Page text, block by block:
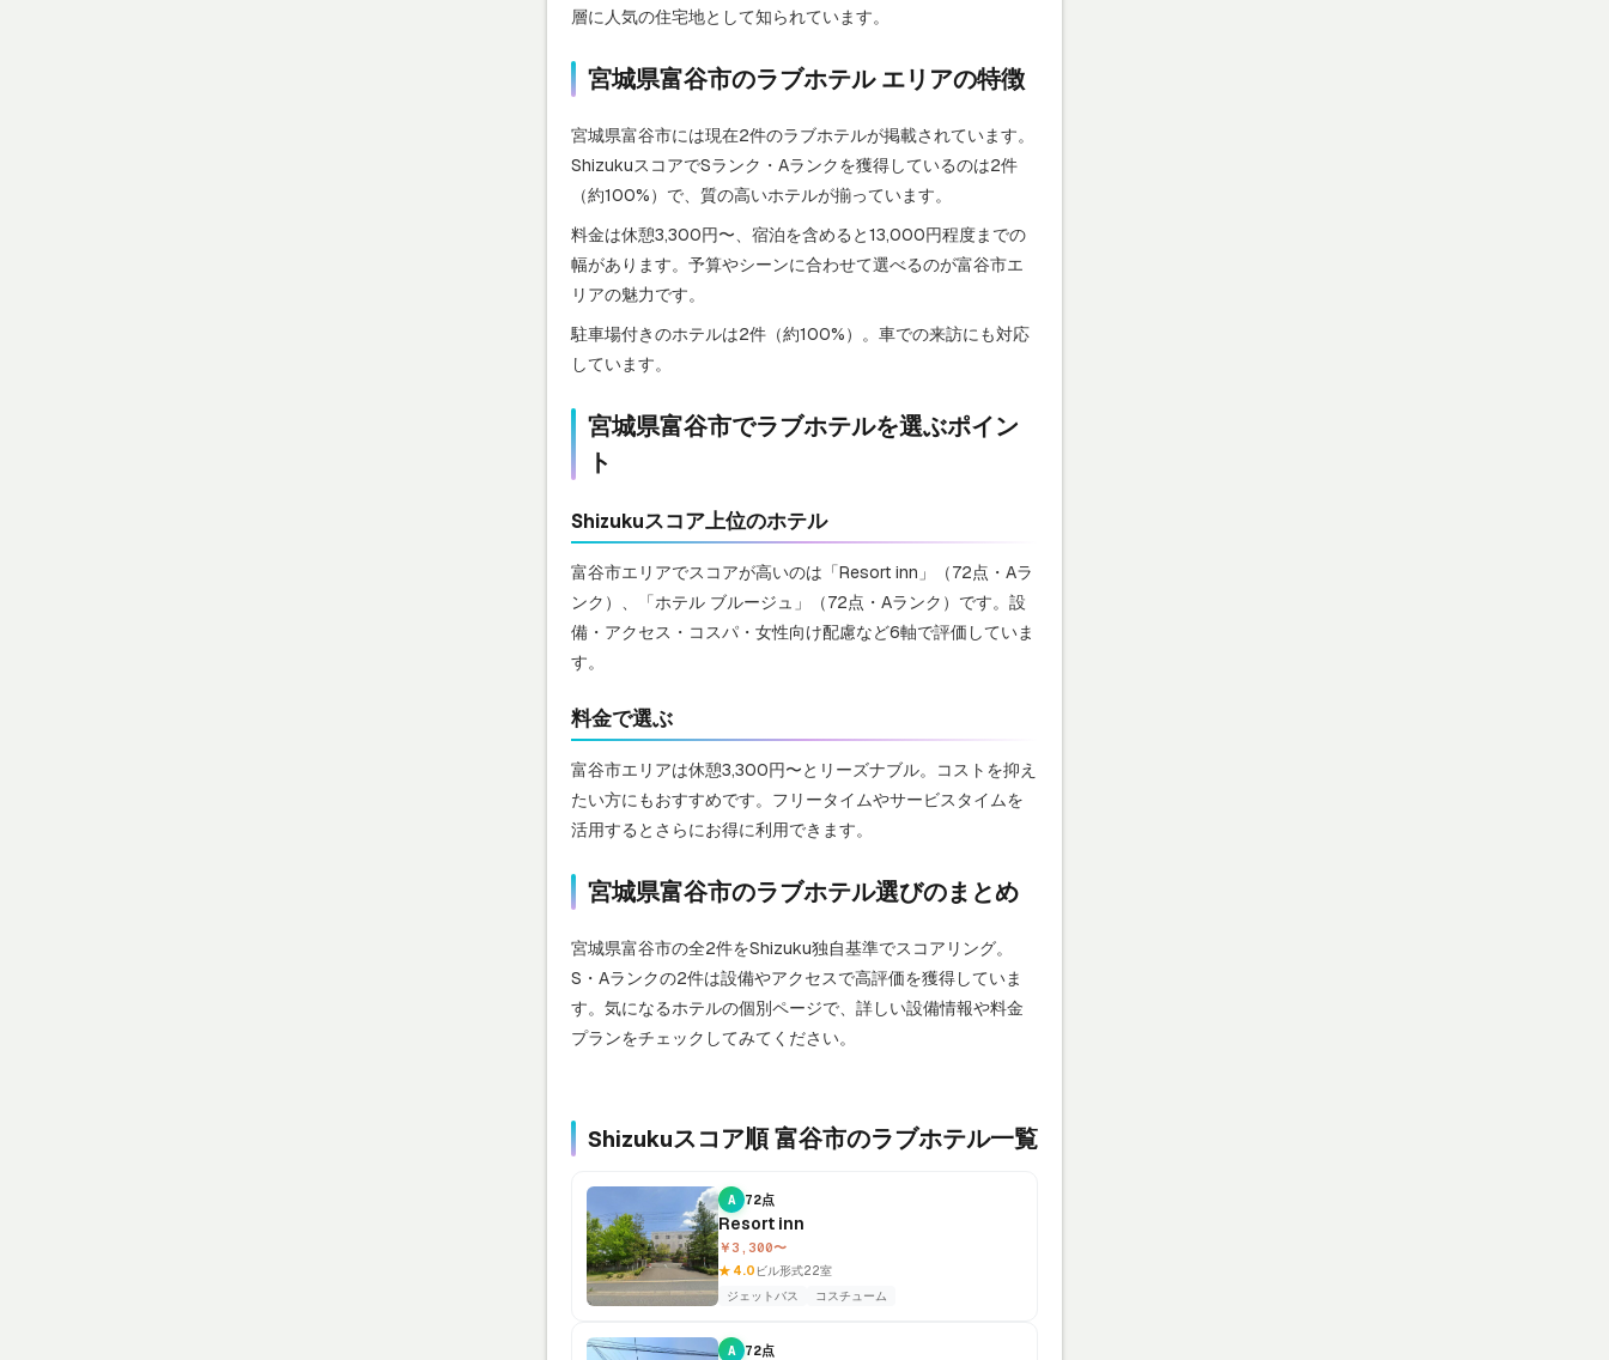
層に人気の住宅地として知られています。
宮城県富谷市のラブホテル エリアの特徴
宮城県富谷市には現在2件のラブホテルが掲載されています。
ShizukuスコアでSランク・Aランクを獲得しているのは2件
（約100%）で、質の高いホテルが揃っています。
料金は休憩3,300円〜、宿泊を含めると13,000円程度までの
幅があります。予算やシーンに合わせて選べるのが富谷市エ
リアの魅力です。
駐車場付きのホテルは2件（約100%）。車での来訪にも対応
しています。
宮城県富谷市でラブホテルを選ぶポイン
ト
Shizukuスコア上位のホテル
富谷市エリアでスコアが高いのは「Resort inn」（72点・Aラ
ンク）、「ホテル ブルージュ」（72点・Aランク）です。設
備・アクセス・コスパ・女性向け配慮など6軸で評価していま
す。
料金で選ぶ
富谷市エリアは休憩3,300円〜とリーズナブル。コストを抑え
たい方にもおすすめです。フリータイムやサービスタイムを
活用するとさらにお得に利用できます。
宮城県富谷市のラブホテル選びのまとめ
宮城県富谷市の全2件をShizuku独自基準でスコアリング。
S・Aランクの2件は設備やアクセスで高評価を獲得していま
す。気になるホテルの個別ページで、詳しい設備情報や料金
プランをチェックしてみてください。
Shizukuスコア順 富谷市のラブホテル一覧
A 72点
Resort inn
￥3,300〜
★ 4.0 ビル形式22室
ジェットバス
コスチューム
A 72点